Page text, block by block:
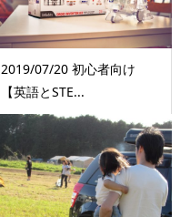
2019/07/20 初心者向け
【英語とSTE...